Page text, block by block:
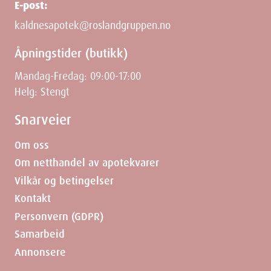
Kremen inneholder metylparahydroksybenzoat,
etylparahydoksybenzoat, propylparahydroksybenzoat,
som kan forårsakeallergiske reaksjoner (muligens først etter en
stund).
Egenskaper
Leverandør
Varenummer: 112847
ATC-kode: D07AA02
Oppbevaring
Ingredienser
Virkestoffet er hydrokortison 10 mg/g. Andre innholdsstoffer er
E-post:
kaldnesapotek@roslandgruppen.no
Åpningstider (butikk)
Mandag-Fredag: 09:00-17:00
Helg: Stengt
Snarveier
Om oss
Om netthandel av apotekvarer
Vilkår og betingelser
Kontakt
Personvern (GDPR)
Samarbeid
Annonsere